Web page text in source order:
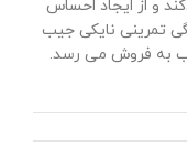
و از ایجاد احساس
تمرینی نایکی جیب
به فروش می رسد.